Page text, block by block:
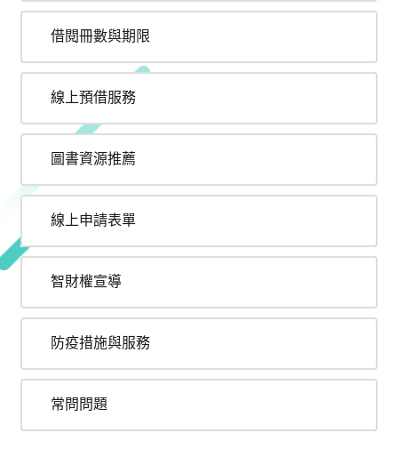
借閱冊數與期限
線上預借服務
圖書資源推薦
線上申請表單
智財權宣導
防疫措施與服務
常問問題